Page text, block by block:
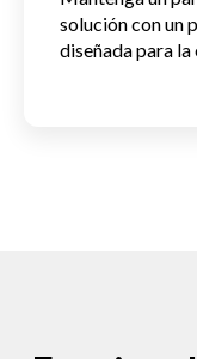
solución con un
diseñada para